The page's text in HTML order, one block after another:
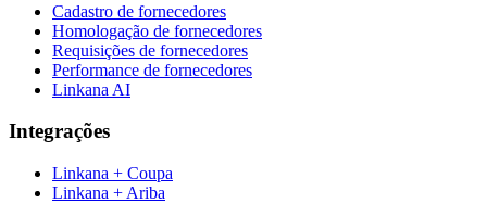
Cadastro de fornecedores
Homologação de fornecedores
Requisições de fornecedores
Performance de fornecedores
Linkana AI
Integrações
Linkana + Coupa
Linkana + Ariba